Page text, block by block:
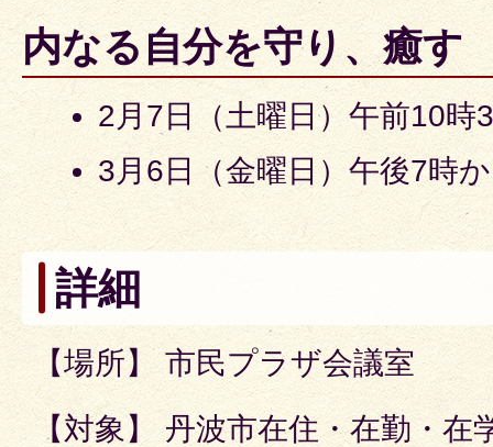
内なる自分を守り、癒す
2月7日（土曜日）午前10時
3月6日（金曜日）午後7時
詳細
【場所】 市民プラザ会議室
【対象】 丹波市在住・在勤・在